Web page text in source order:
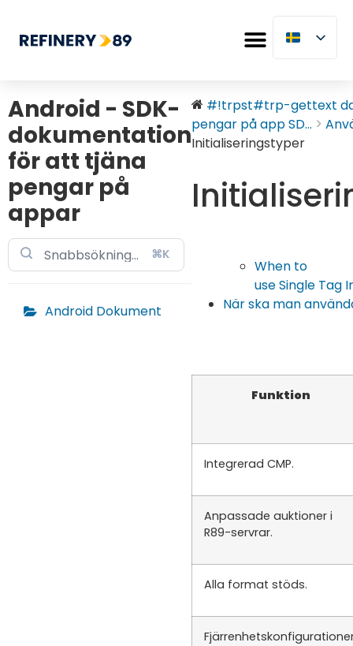
Android - SDK-
dokumentation
för att tjäna
pengar på
appar
⌘K
Android Dokument
#!trpst#trp-gettext
pengar på app SD...
Initialiseringstyper
When to
use Single Tag
När ska man
Funktion
Integrerad CMP.
Anpassade auktioner i
R89-servrar.
Alla format stöds.